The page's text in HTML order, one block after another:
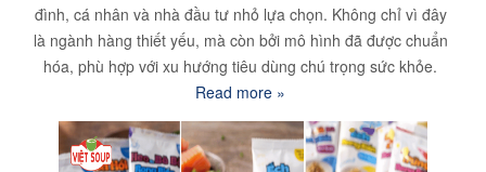
đình, cá nhân và nhà đầu tư nhỏ lựa chọn. Không chỉ vì đây
là ngành hàng thiết yếu, mà còn bởi mô hình đã được chuẩn
hóa, phù hợp với xu hướng tiêu dùng chú trọng sức khỏe.
Read more »